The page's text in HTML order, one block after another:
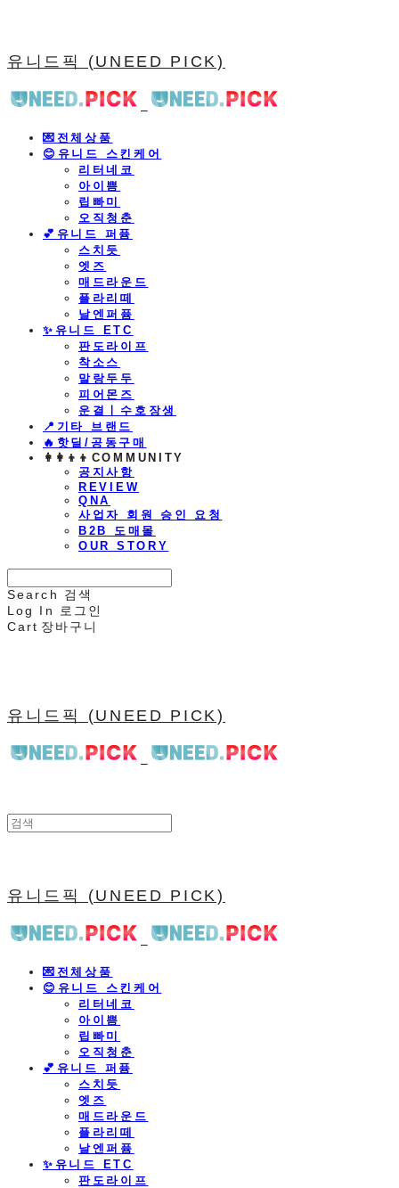
유니드픽 (UNEED PICK)
💌전체상품
😊유니드 스킨케어
리터네코
아이쁨
립빠미
오직청춘
💕유니드 퍼퓸
스치듯
엣즈
매드라운드
플라리떼
날엔퍼퓸
​✨유니드 ETC
판도라이프
착소스
말랑두두
피어몬즈
운결ㅣ수호장생
📍기타 브랜드
🔥핫딜/공동구매
👩‍👩‍👦‍👦COMMUNITY
공지사항
REVIEW
QNA
사업자 회원 승인 요청
B2B 도매몰
OUR STORY
Search
검색
Log In
로그인
Cart 장바구니
유니드픽 (UNEED PICK)
유니드픽 (UNEED PICK)
💌전체상품
😊유니드 스킨케어
리터네코
아이쁨
립빠미
오직청춘
💕유니드 퍼퓸
스치듯
엣즈
매드라운드
플라리떼
날엔퍼퓸
​✨유니드 ETC
판도라이프